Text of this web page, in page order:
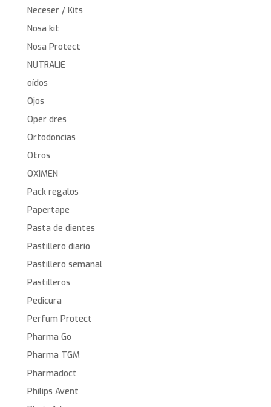
Neceser / Kits
Nosa kit
Nosa Protect
NUTRALIE
oídos
Ojos
Oper dres
Ortodoncias
Otros
OXIMEN
Pack regalos
Papertape
Pasta de dientes
Pastillero diario
Pastillero semanal
Pastilleros
Pedicura
Perfum Protect
Pharma Go
Pharma TGM
Pharmadoct
Philips Avent